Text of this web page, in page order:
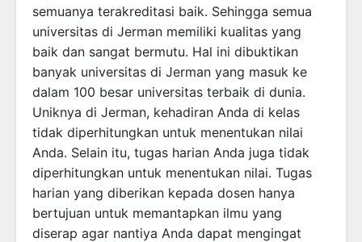
semuanya terakreditasi baik. Sehingga semua
universitas di Jerman memiliki kualitas yang
baik dan sangat bermutu. Hal ini dibuktikan
banyak universitas di Jerman yang masuk ke
dalam 100 besar universitas terbaik di dunia.
Uniknya di Jerman, kehadiran Anda di kelas
tidak diperhitungkan untuk menentukan nilai
Anda. Selain itu, tugas harian Anda juga tidak
diperhitungkan untuk menentukan nilai. Tugas
harian yang diberikan kepada dosen hanya
bertujuan untuk memantapkan ilmu yang
diserap agar nantiya Anda dapat mengingat